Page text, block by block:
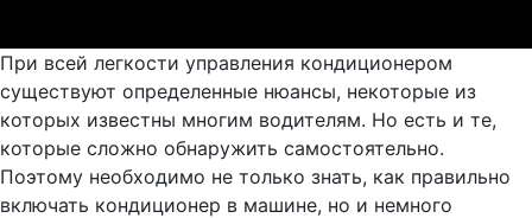
При всей легкости управления кондиционером
существуют определенные нюансы, некоторые из
которых известны многим водителям. Но есть и те,
которые сложно обнаружить самостоятельно.
Поэтому необходимо не только знать, как правильно
включать кондиционер в машине, но и немного